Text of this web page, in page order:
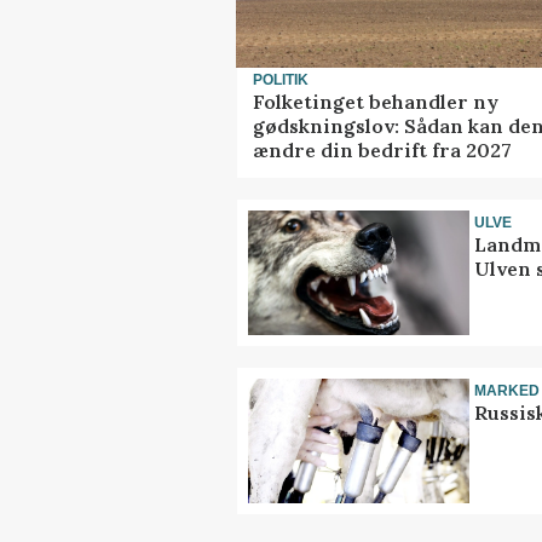
POLITIK
Folketinget behandler ny
gødskningslov: Sådan kan
ændre din bedrift fra 2027
ULVE
Ulven
MARKED